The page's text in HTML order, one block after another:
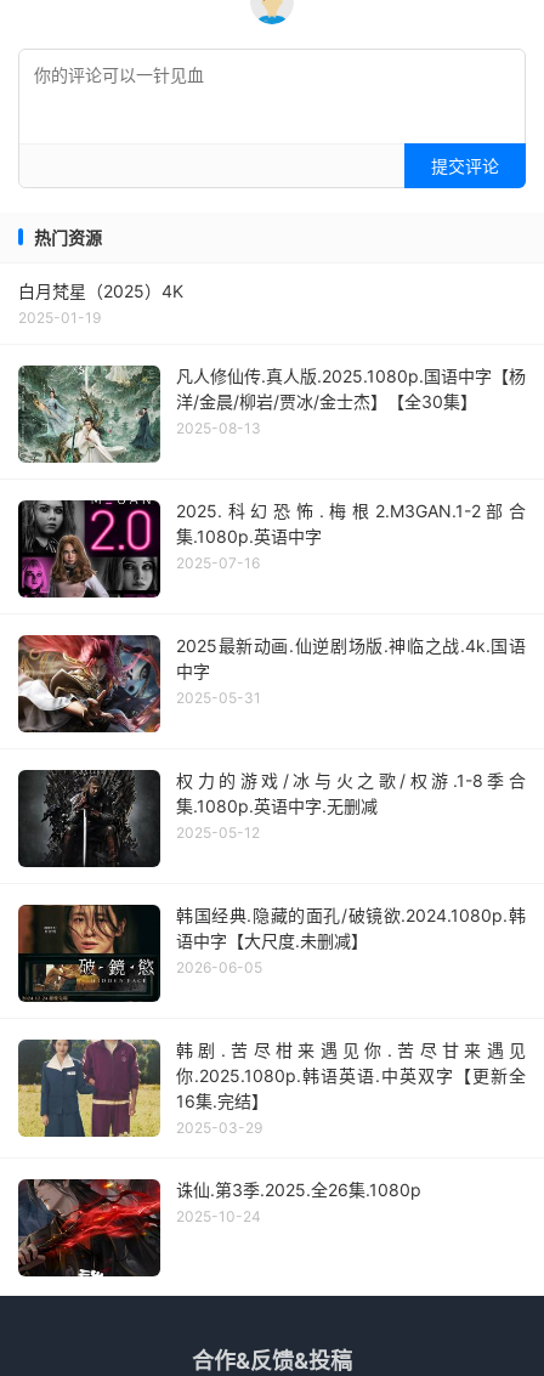
提交评论
热门资源
白月梵星（2025）4K
2025-01-19
凡人修仙传.真人版.2025.1080p.国语中字【杨
洋/金晨/柳岩/贾冰/金士杰】【全30集】
2025-08-13
2025.科幻恐怖.梅根2.M3GAN.1-2部合
集.1080p.英语中字
2025-07-16
2025最新动画.仙逆剧场版.神临之战.4k.国语
中字
2025-05-31
权力的游戏/冰与火之歌/权游.1-8季合
集.1080p.英语中字.无删减
2025-05-12
韩国经典.隐藏的面孔/破镜欲.2024.1080p.韩
语中字【大尺度.未删减】
2026-06-05
韩剧.苦尽柑来遇见你.苦尽甘来遇见
你.2025.1080p.韩语英语.中英双字【更新全
16集.完结】
2025-03-29
诛仙.第3季.2025.全26集.1080p
2025-10-24
合作&反馈&投稿